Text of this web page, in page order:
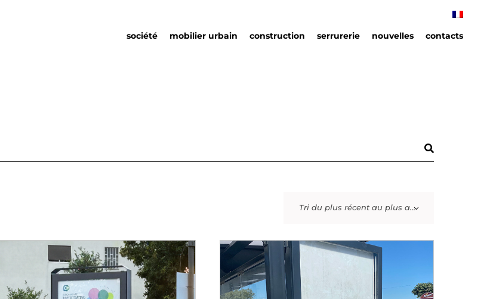
société mobilier urbain construction serrurerie nouvelles contacts
Tri du plus récent au plus ancien